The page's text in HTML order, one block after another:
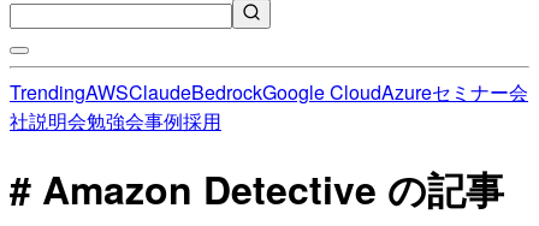
TrendingAWSClaudeBedrockGoogle CloudAzureセミナー会
社説明会勉強会事例採用
# Amazon Detective の記事